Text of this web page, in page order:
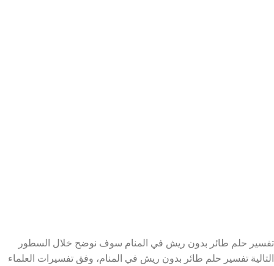
تفسير حلم طائر بدون ريش في المنام سوف نوضح خلال السطور
التالية تفسير حلم طائر بدون ريش في المنام، وفق تفسيرات العلماء